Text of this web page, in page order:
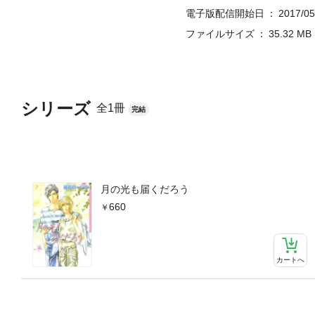
シリーズ 全1冊 完結
月の光も届くだろう
660
カートへ
電子版配信開始日
2017/
ファイルサイズ
35.32 MB